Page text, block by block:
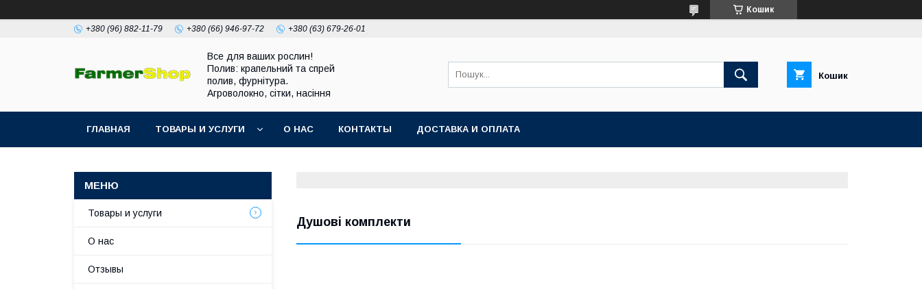
Кошик
+380 (96) 882-11-79 +380 (66) 946-97-72 +380 (63) 679-26-01
Все для ваших рослин!
Полив: крапельний та спрей
полив, фурнітура.
Агроволокно, сітки, насіння
Кошик
ГЛАВНАЯ ТОВАРЫ И УСЛУГИ О НАС КОНТАКТЫ ДОСТАВКА И ОПЛАТА
Душові комплекти
Товары и услуги
О нас
Отзывы